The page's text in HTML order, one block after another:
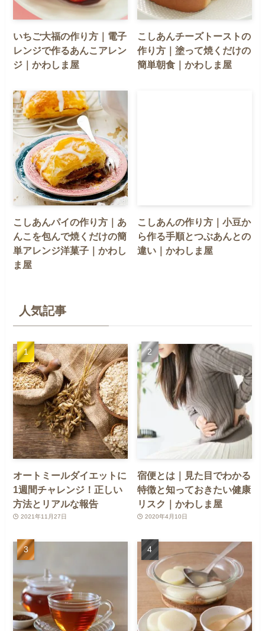
いちご大福の作り方｜電子
レンジで作るあんこアレン
ジ｜かわしま屋
こしあんチーズトーストの
作り方｜塗って焼くだけの
簡単朝食｜かわしま屋
こしあんパイの作り方｜あ
んこを包んで焼くだけの簡
単アレンジ洋菓子｜かわし
ま屋
こしあんの作り方｜小豆か
ら作る手順とつぶあんとの
違い｜かわしま屋
人気記事
オートミールダイエットに
1週間チャレンジ！正しい
方法とリアルな報告
2021年11月27日
宿便とは｜見た目でわかる
特徴と知っておきたい健康
リスク｜かわしま屋
2020年4月10日